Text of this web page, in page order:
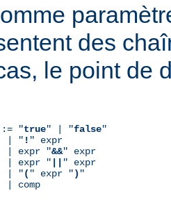
des
le point de
"true" | "false"
| "
! " expr
| expr "
&&" expr
| expr "
" expr
| "
( " expr ") "
| comp